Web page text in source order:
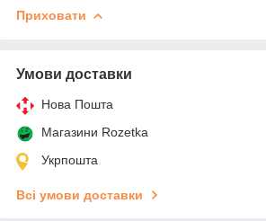
Приховати
Умови доставки
Нова Пошта
Магазини Rozetka
Укрпошта
Всі умови доставки